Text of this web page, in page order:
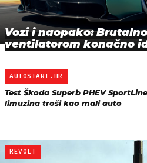
Vozi i naopako:
ventilatorom konačno
AUTOSTART.HR
Test Škoda Superb PHEV
limuzina troši kao mali auto
REVOLT